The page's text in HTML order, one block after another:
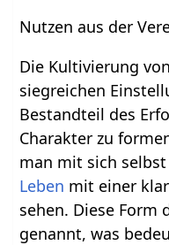
Nutzen aus der
Die Kultivierung
siegreichen
Bestandteil des
Charakter zu
man mit sich
Leben mit einer
sehen. Diese Form
genannt, was